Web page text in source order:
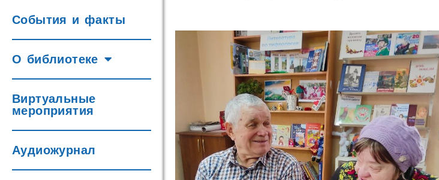
События и факты
О библиотеке
Виртуальные
мероприятия
Аудиожурнал